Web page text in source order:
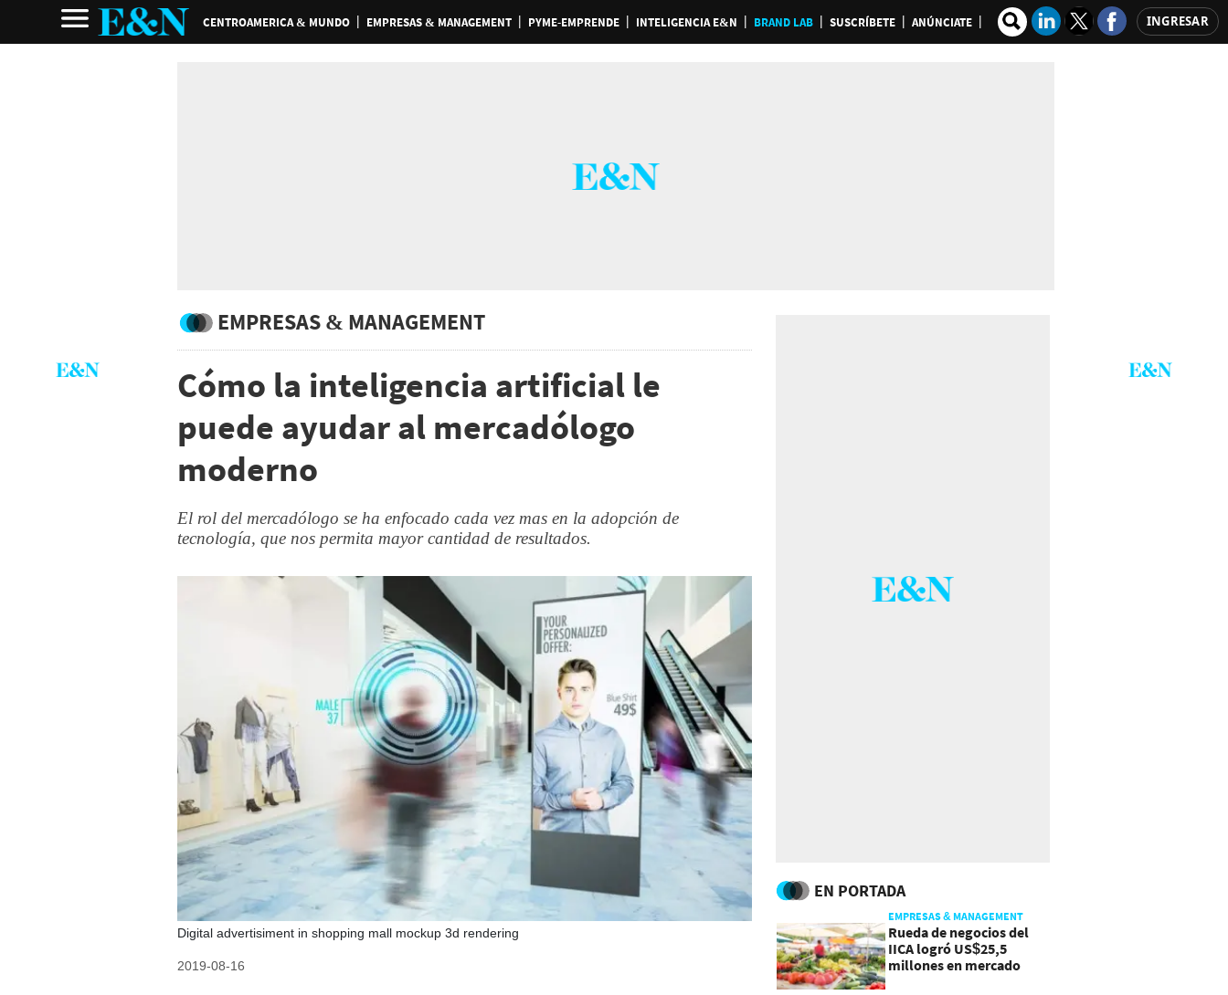
CENTROAMERICA & MUNDO EMPRESAS & MANAGEMENT PYME-EMPRENDE INTELIGENCIA E&N BRAND LAB SUSCRÍBETE ANÚNCIATE INGRESAR
EMPRESAS & MANAGEMENT
Cómo la inteligencia artificial le
puede ayudar al mercadólogo
moderno
El rol del mercadólogo se ha enfocado cada vez mas en la adopción de
tecnología, que nos permita mayor cantidad de resultados.
Digital advertisiment in shopping mall mockup 3d rendering
2019-08-16
EN PORTADA
EMPRESAS & MANAGEMENT
Rueda de negocios del
IICA logró US$25,5
millones en mercado